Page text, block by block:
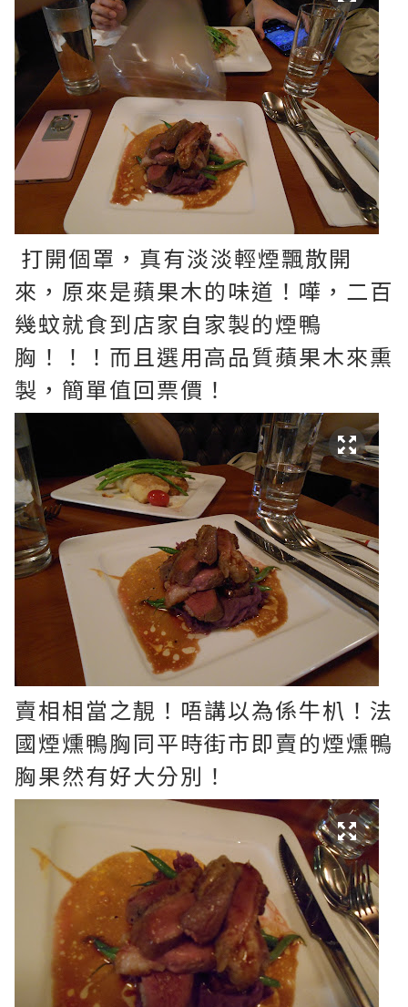
打開個罩，真有淡淡輕煙飄散開
來，原來是蘋果木的味道！嘩，二百
幾蚊就食到店家自家製的煙鴨
胸！！！而且選用高品質蘋果木來熏
製，簡單值回票價！
賣相相當之靚！唔講以為係牛朳！法
國煙燻鴨胸同平時街市即賣的煙燻鴨
胸果然有好大分別！